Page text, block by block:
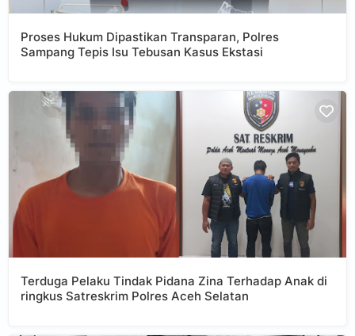
Proses Hukum Dipastikan Transparan, Polres
Sampang Tepis Isu Tebusan Kasus Ekstasi
Terduga Pelaku Tindak Pidana Zina Terhadap Anak di
ringkus Satreskrim Polres Aceh Selatan